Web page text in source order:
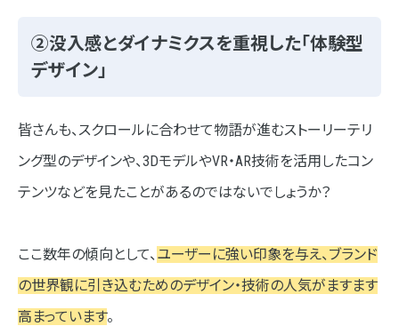
②没入感とダイナミクスを重視した「体験型
デザイン」
皆さんも、スクロールに合わせて物語が進むストーリーテリ
ング型のデザインや、3DモデルやVR・AR技術を活用したコン
テンツなどを見たことがあるのではないでしょうか？
ここ数年の傾向として、ユーザーに強い印象を与え、ブランド
の世界観に引き込むためのデザイン・技術の人気がますます
高まっています。